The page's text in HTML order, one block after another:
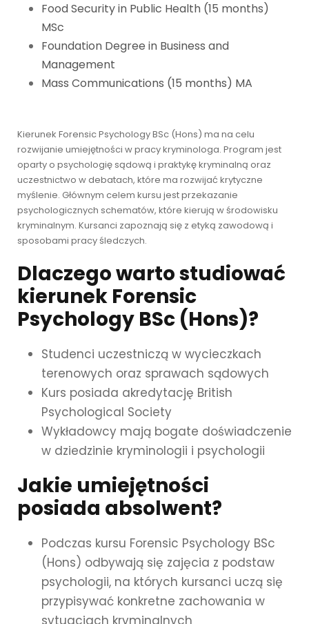
Food Security in Public Health (15 months)
MSc
Foundation Degree in Business and
Management
Mass Communications (15 months) MA
Kierunek Forensic Psychology BSc (Hons) ma na celu
rozwijanie umiejętności w pracy kryminologa. Program jest
oparty o psychologię sądową i praktykę kryminalną oraz
uczestnictwo w debatach, które ma rozwijać krytyczne
myślenie. Głównym celem kursu jest przekazanie
psychologicznych schematów, które kierują w środowisku
kryminalnym. Kursanci zapoznają się z etyką zawodową i
sposobami pracy śledczych.
Dlaczego warto studiować
kierunek Forensic
Psychology BSc (Hons)?
Studenci uczestniczą w wycieczkach
terenowych oraz sprawach sądowych
Kurs posiada akredytację British
Psychological Society
Wykładowcy mają bogate doświadczenie
w dziedzinie kryminologii i psychologii
Jakie umiejętności
posiada absolwent?
Podczas kursu Forensic Psychology BSc
(Hons) odbywają się zajęcia z podstaw
psychologii, na których kursanci uczą się
przypisywać konkretne zachowania w
sytuacjach kryminalnych